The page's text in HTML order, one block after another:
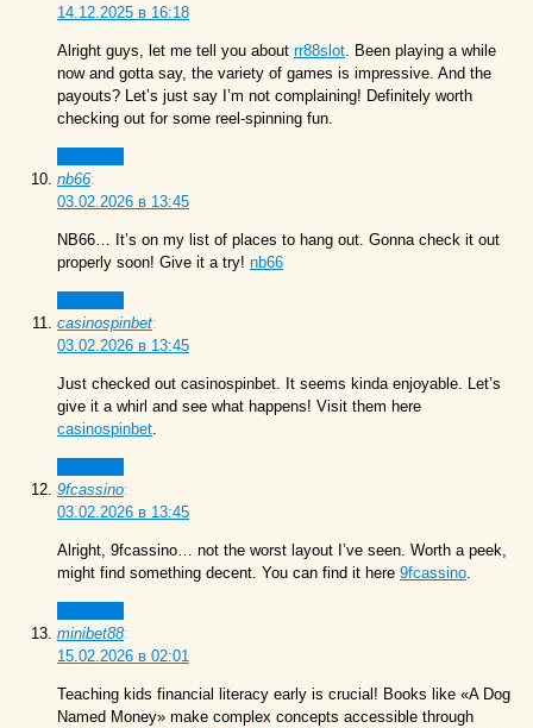
14.12.2025 в 16:18
Alright guys, let me tell you about rr88slot . Been playing a while
now and gotta say, the variety of games is impressive. And the
payouts? Let’s just say I’m not complaining! Definitely worth
checking out for some reel-spinning fun.
nb66:
03.02.2026 в 13:45
NB66… It’s on my list of places to hang out. Gonna check it out
properly soon! Give it a try! nb66
casinospinbet:
03.02.2026 в 13:45
Just checked out casinospinbet. It seems kinda enjoyable. Let’s
give it a whirl and see what happens! Visit them here
casinospinbet
9fcassino:
03.02.2026 в 13:45
Alright, 9fcassino… not the worst layout I’ve seen. Worth a peek,
might find something decent. You can find it here 9fcassino
minibet88:
15.02.2026 в 02:01
Teaching kids financial literacy early is crucial! Books like «A Dog
Named Money» make complex concepts accessible through